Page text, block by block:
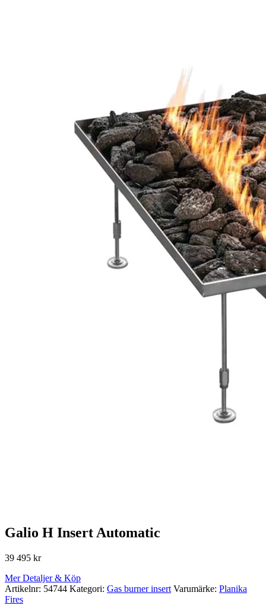
Galio H Insert Automatic
39 495 kr
Mer Detaljer & Köp
Artikelnr: 54744 Kategori: Gas burner insert Varumärke: Planika
Fires